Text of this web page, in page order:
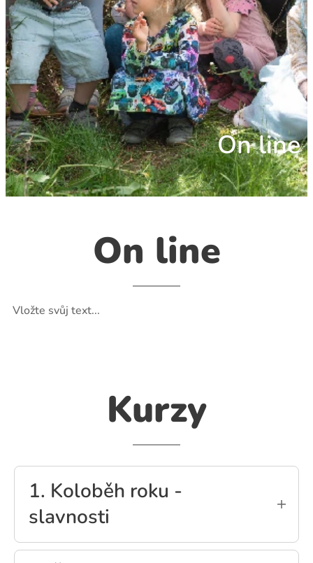
On line
On line
Vložte svůj text...
Kurzy
1. Koloběh roku -
slavnosti
Klikněte a můžete začít psát. Veritatis et quasi